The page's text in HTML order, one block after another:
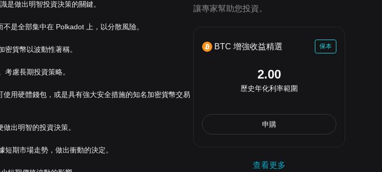
是做出明智投資決策的關鍵。
是全部集中在 Polkadot 上，以分散風險。
貨幣以波動性著稱。
慮長期投資策略。
用硬體錢包，或是具有強大安全措施的知名加密貨幣交易
出明智的投資決策。
期市場走勢，做出衝動的決定。
讓專家幫助您投資。
BTC 增強收益精選 保本
2.00
歷史年化利率範圍
申購
查看更多